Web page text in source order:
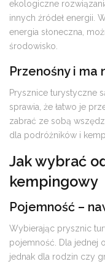
ekologiczne
innych źródeł energii.
energia słoneczna,
środowisko.
Przenośny i
Prysznice turystyczne
sprawia, że łatwo je
zabrać ze sobą
dla podróżników i
Jak wybrać
kempingowy
Pojemność –
Wybierając prysznic
pojemność. Dla jednej
jednak dla rodzin czy